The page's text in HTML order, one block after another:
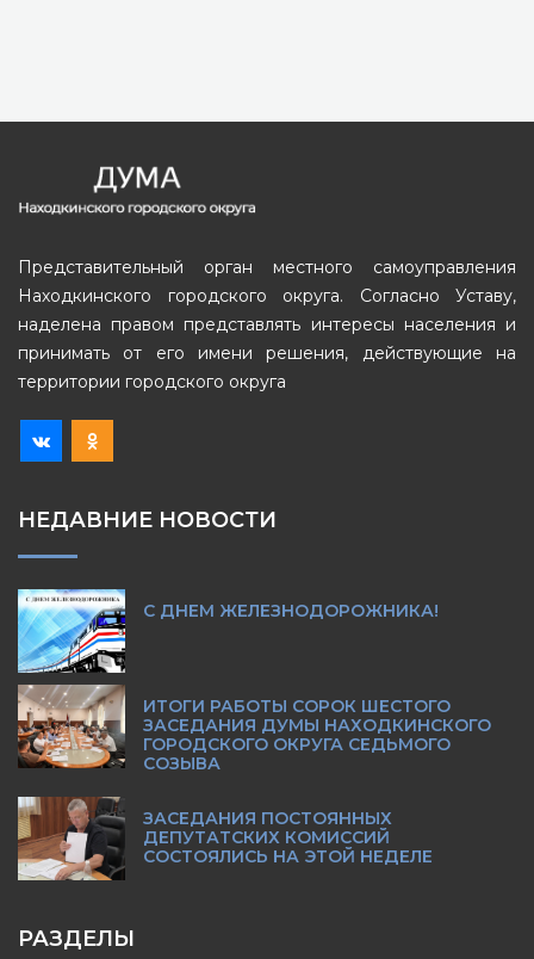
Представительный орган местного самоуправления
Находкинского городского округа. Согласно Уставу,
наделена правом представлять интересы населения и
принимать от его имени решения, действующие на
территории городского округа
НЕДАВНИЕ НОВОСТИ
С ДНЕМ ЖЕЛЕЗНОДОРОЖНИКА!
ИТОГИ РАБОТЫ СОРОК ШЕСТОГО
ЗАСЕДАНИЯ ДУМЫ НАХОДКИНСКОГО
ГОРОДСКОГО ОКРУГА СЕДЬМОГО
СОЗЫВА
ЗАСЕДАНИЯ ПОСТОЯННЫХ
ДЕПУТАТСКИХ КОМИССИЙ
СОСТОЯЛИСЬ НА ЭТОЙ НЕДЕЛЕ
РАЗДЕЛЫ